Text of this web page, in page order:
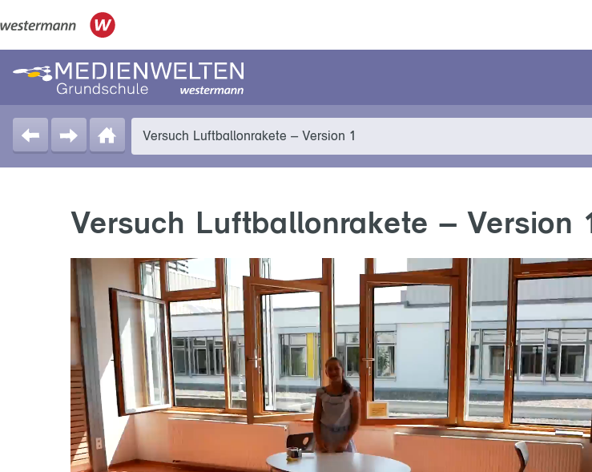
Versuch Luftballonrakete – Version 1
Versuch Luftballonrakete – Version 1